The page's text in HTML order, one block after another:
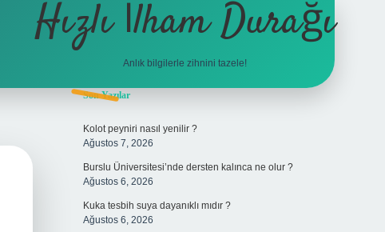
Hızlı İlham Durağı
Anlık bilgilerle zihnini tazele!
Sidebar
Son Yazılar
Kolot peyniri nasıl yenilir ?
Ağustos 7, 2026
Burslu Üniversitesi’nde dersten kalınca ne olur ?
Ağustos 6, 2026
Kuka tesbih suya dayanıklı mıdır ?
Ağustos 6, 2026